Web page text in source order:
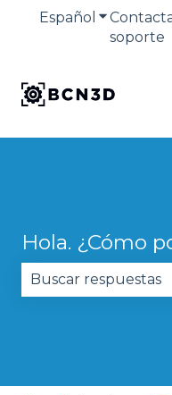
Español
soporte
Hola. ¿Cómo